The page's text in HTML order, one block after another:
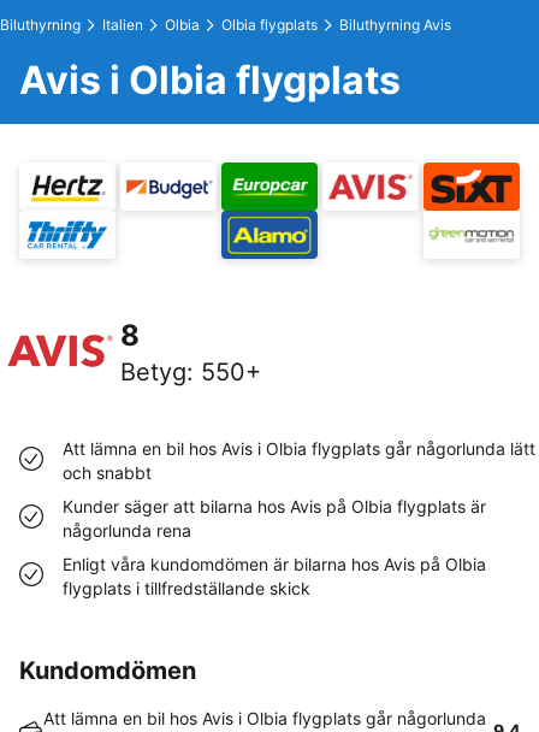
Biluthyrning Italien Olbia Olbia flygplats Biluthyrning Avis
Avis i Olbia flygplats
8
Betyg: 550+
Att lämna en bil hos Avis i Olbia flygplats går någorlunda lätt
och snabbt
Kunder säger att bilarna hos Avis på Olbia flygplats är
någorlunda rena
Enligt våra kundomdömen är bilarna hos Avis på Olbia
flygplats i tillfredställande skick
Kundomdömen
Att lämna en bil hos Avis i Olbia flygplats går någorlunda